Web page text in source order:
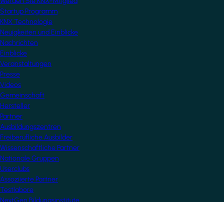
Startup Programm
KNX Technologie
Neuigkeiten und Einblicke
Nachrichten
Einblicke
Veranstaltungen
Presse
Videos
Gemeinschaft
Hersteller
Partner
Ausbildungszentren
Freiberufliche Ausbilder
Wissenschaftliche Partner
Nationale Gruppen
Userclubs
Assoziierte Partner
Testlabore
NextGen Bildungsinstitute